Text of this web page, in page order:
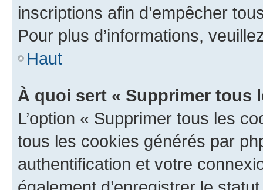
inscriptions afin d’empêcher
Pour plus d’informations,
Haut
À quoi sert « Supprimer tous
L’option « Supprimer tous les
tous les cookies générés par
authentification et votre